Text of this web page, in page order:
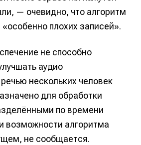
— очевидно, что алгоритм
плохих записей».
не способно
аудио
нескольких человек
для обработки
по времени
возможности алгоритма
не сообщается.